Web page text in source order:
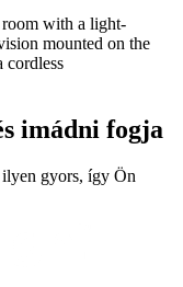
imádni fogja
ilyen gyors, így Ön